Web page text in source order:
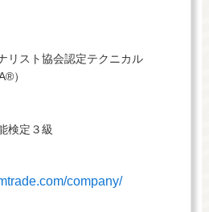
リスト協会認定テクニカル
）
検定３級
company/